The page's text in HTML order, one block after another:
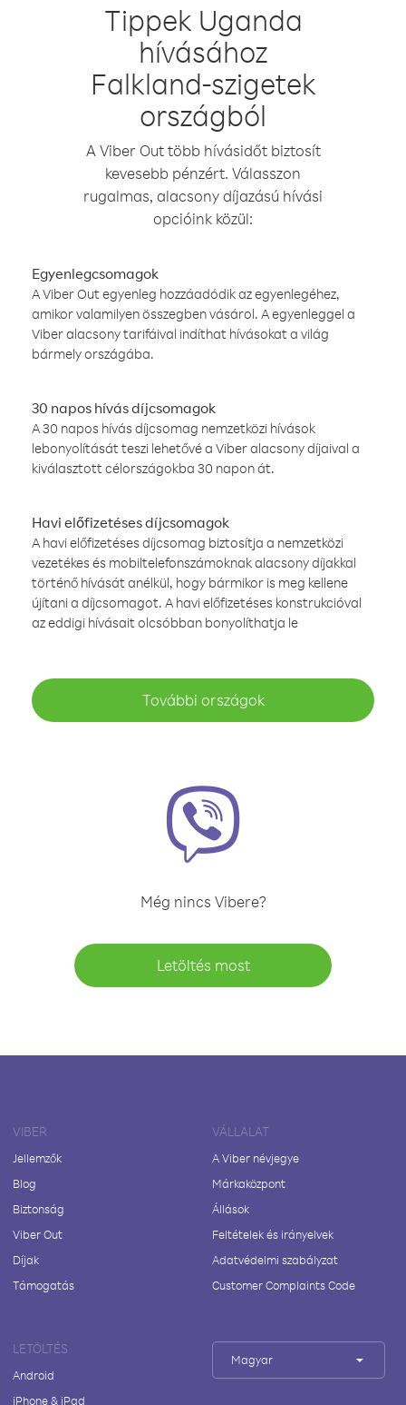
Tippek Uganda
hívásához
Falkland-szigetek
országból
A Viber Out több hívásidőt biztosít
kevesebb pénzért. Válasszon
rugalmas, alacsony díjazású hívási
opcióink közül:
Egyenlegcsomagok
A Viber Out egyenleg hozzáadódik az egyenlegéhez,
amikor valamilyen összegben vásárol. A egyenleggel a
Viber alacsony tarifáival indíthat hívásokat a világ
bármely országába.
30 napos hívás díjcsomagok
A 30 napos hívás díjcsomag nemzetközi hívások
lebonyolítását teszi lehetővé a Viber alacsony díjaival a
kiválasztott célországokba 30 napon át.
Havi előfizetéses díjcsomagok
A havi előfizetéses díjcsomag biztosítja a nemzetközi
vezetékes és mobiltelefonszámoknak alacsony díjakkal
történő hívását anélkül, hogy bármikor is meg kellene
újítani a díjcsomagot. A havi előfizetéses konstrukcióval
az eddigi hívásait olcsóbban bonyolíthatja le
További országok
Még nincs Vibere?
Letöltés most
VIBER
Jellemzők
Blog
Biztonság
Viber Out
Díjak
Támogatás
VÁLLALAT
A Viber névjegye
Márkaközpont
Állások
Feltételek és irányelvek
Adatvédelmi szabályzat
Customer Complaints Code
LETÖLTÉS
Android
iPhone & iPad
Magyar